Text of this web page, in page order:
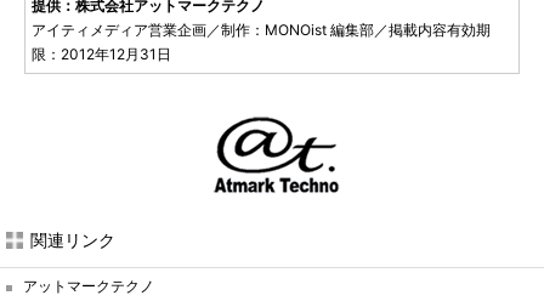
提供：株式会社アットマークテクノ
アイティメディア営業企画／制作：MONOist 編集部／掲載内容有効期
限：2012年12月31日
関連リンク
アットマークテクノ